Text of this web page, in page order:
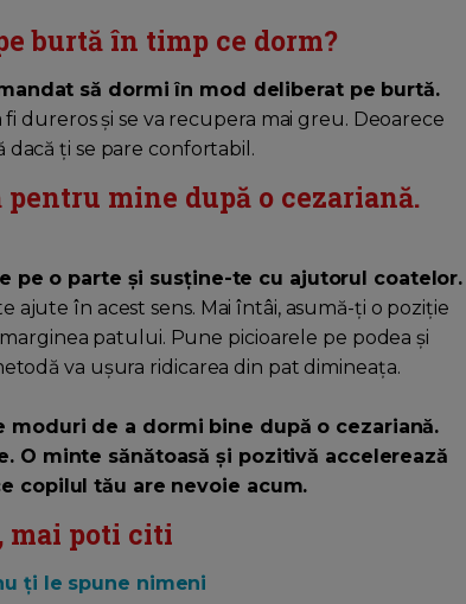
burtă în timp ce dorm?
să dormi în mod deliberat pe burtă.
dureros și se va recupera mai greu. Deoarece
ți se pare confortabil.
mine după o cezariană.
pe o parte și susține-te cu ajutorul coatelor.
ajute în acest sens. Mai întâi, asumă-ți o poziție
patului. Pune picioarele pe podea și
va ușura ridicarea din pat dimineața.
de a dormi bine după o cezariană.
O minte sănătoasă și pozitivă accelerează
copilul tău are nevoie acum.
mai poti citi
ți le spune nimeni